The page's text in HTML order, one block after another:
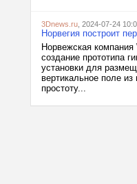
3Dnews.ru , 2024-07-24
Норвегия построит
Норвежская
создание прототипа
установки для
вертикальное поле
простоту...